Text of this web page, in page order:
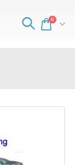
0